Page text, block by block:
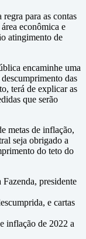
para as contas
econômica e
atingimento de
encaminhe uma
das
terá de explicar as
que serão
metas de inflação,
seja obrigado a
do teto do
presidente
e cartas
inflação de 2022 a